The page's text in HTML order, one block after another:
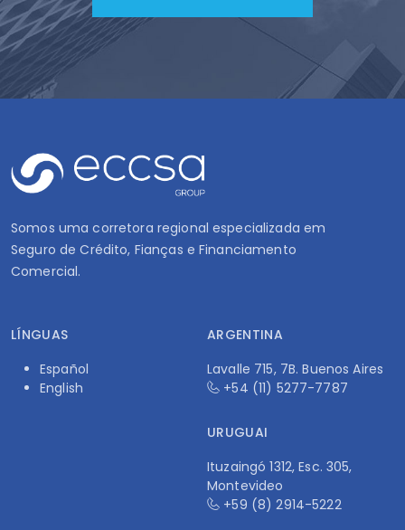
Somos uma corretora regional especializada em
Seguro de Crédito, Fianças e Financiamento
Comercial.
LÍNGUAS
Español
English
ARGENTINA
Lavalle 715, 7B. Buenos Aires
+54 (11) 5277-7787
URUGUAI
Ituzaingó 1312, Esc. 305,
Montevideo
+59 (8) 2914-5222